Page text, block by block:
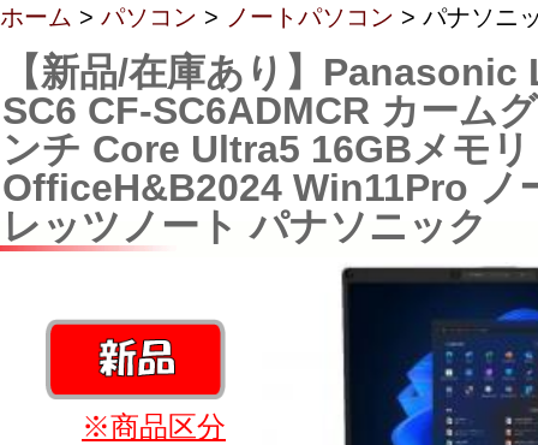
ホーム > パソコン > ノートパソコン > パナソニ
【新品/在庫あり】
SC6 CF-SC6ADMCR カーム
ンチ Core Ultra5 16GBメモ
OfficeH&B2024 Win11Pro ノ
レッツノート パナソニック
※商品区分